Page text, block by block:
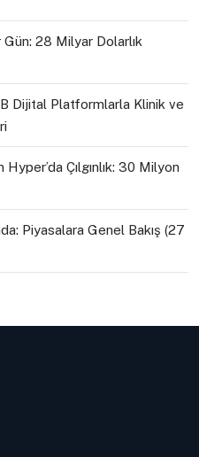
28 Milyar Dolarlık
Dijital Platformlarla Klinik ve
Çılgınlık: 30 Milyon
Piyasalara Genel Bakış (27